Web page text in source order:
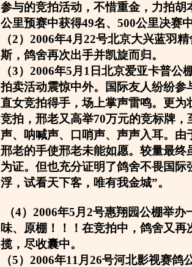
参与的竞拍活动，不惜重金，力拍
公里预赛中获得49名、500公里决赛
（2）2006年4月22号北京大兴蓝羽
斯，鸽舍再次出手并凯旋而归。
（3）2006年5月1日北京爱亚卡普
拍卖活动震惊中外。国际友人纷纷参
直女竞拍得手，场上掌声雷鸣。更
竞拍，邢老又高举70万元的竞标牌
声、呐喊声、口哨声、声声入耳。
邢老的手使邢老未能如愿。较量最
为证。但也充分证明了鸽舍不畏国
浮，试看天下客，唯有我金城”。
（4）2006年5月2号惠翔园公棚举
味、原棚！！！在竞拍中，鸽舍又
揽，尽收囊中。
（5）2006年11月26号河北影视赛鸽